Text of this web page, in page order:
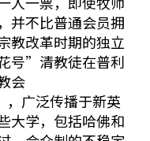
并不比普通会员拥
教改革时期的独立
号”清教徒在普利
会
，广泛传播于新英
大学，包括哈佛和